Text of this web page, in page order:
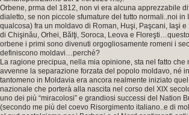
Orbene, prma del 1812, non vi era alcuna apprezzabile
dialetto, se non piccole sfumature del tutto normali..noi in
qualcosa) fra un moldavo di Roman, Huşi, Paşcani, Iaşi
di Chişinău, Orhei, Bălţi, Soroca, Leova e
orbene i primi sono divenuti orgogliosamente romeni i
definiscono moldavi…perché?
La ragione precipua, nella mia opinione, sta nel fatto che
avvenne la separazione forzata del popolo moldavo, né
tantomeno in Moldavia era ancora realmente iniziato
nazionale che porterà alla nascita nel corso del XIX
uno dei più “miracolosi” e grandiosi successi del Nation
(secondo me più del coevo Risorgimento italiano..e di